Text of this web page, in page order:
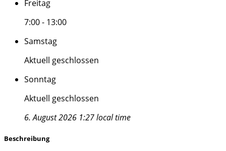
Freitag
7:00 - 13:00
Samstag
Aktuell geschlossen
Sonntag
Aktuell geschlossen
6. August 2026 1:27 local time
Beschreibung